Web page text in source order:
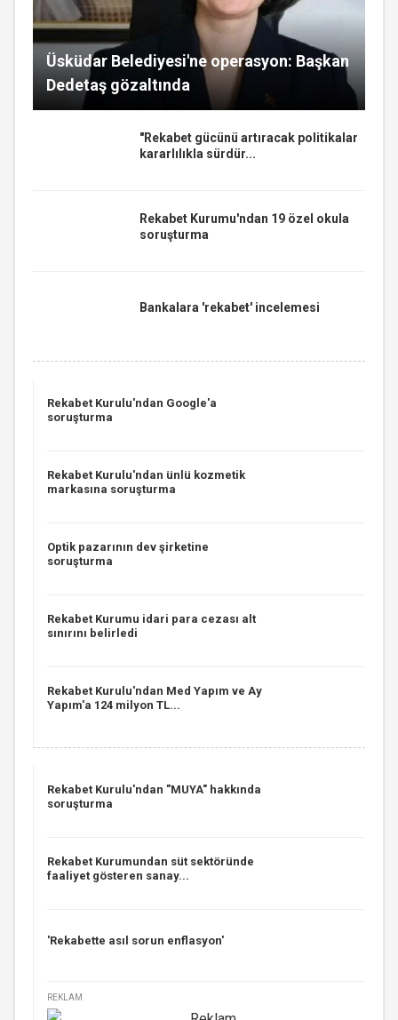
Üsküdar Belediyesi'ne operasyon: Başkan
Dedetaş gözaltında
"Rekabet gücünü artıracak politikalar
kararlılıkla sürdür...
Rekabet Kurumu'ndan 19 özel okula
soruşturma
Bankalara 'rekabet' incelemesi
Rekabet Kurulu'ndan Google'a
soruşturma
Rekabet Kurulu'ndan ünlü kozmetik
markasına soruşturma
Optik pazarının dev şirketine
soruşturma
Rekabet Kurumu idari para cezası alt
sınırını belirledi
Rekabet Kurulu'ndan Med Yapım ve Ay
Yapım'a 124 milyon TL...
Rekabet Kurulu'ndan "MUYA" hakkında
soruşturma
Rekabet Kurumundan süt sektöründe
faaliyet gösteren sanay...
'Rekabette asıl sorun enflasyon'
REKLAM